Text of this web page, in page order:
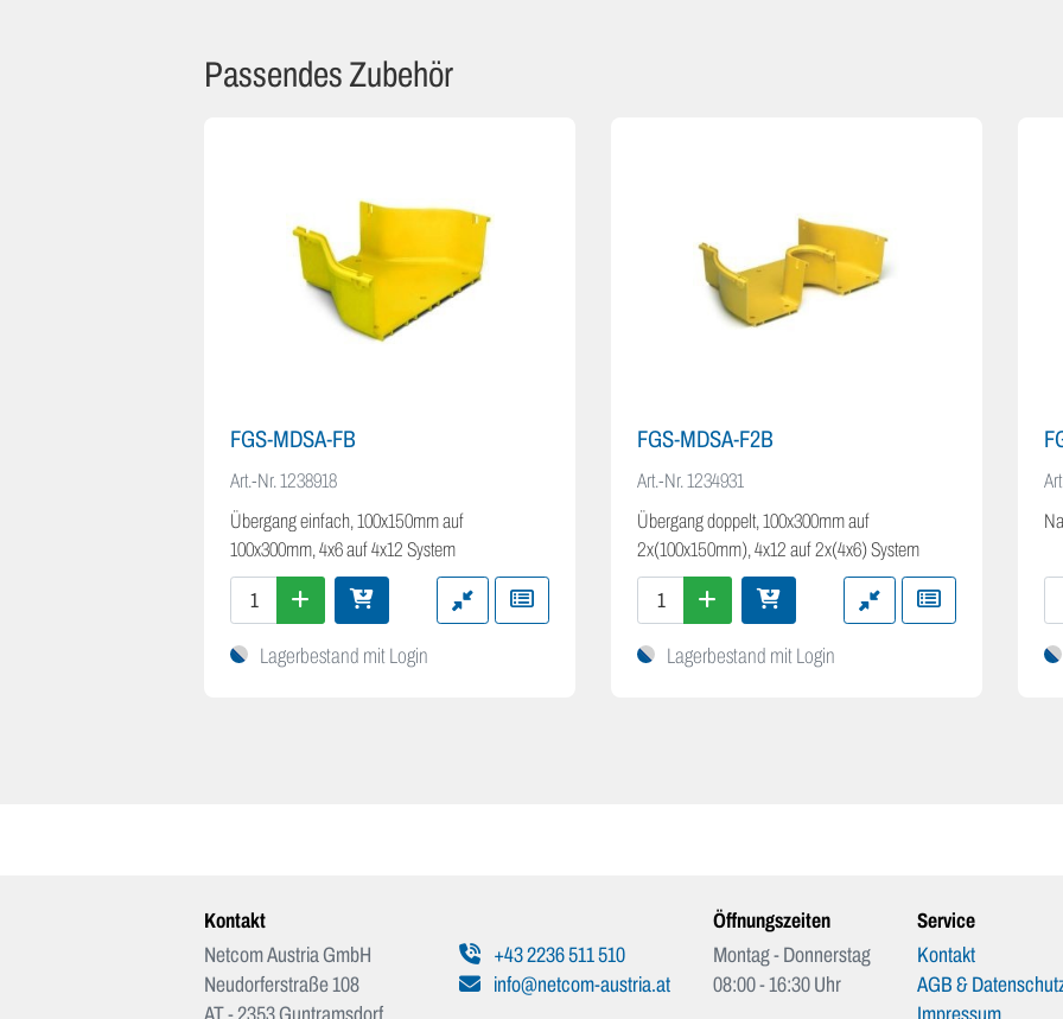
Passendes Zubehör
FGS-MDSA-FB
Art.-Nr.1238918
Übergang einfach, 100x150mm auf
100x300mm, 4x6 auf 4x12 System
Lagerbestand mit Login
FGS-MDSA-F2B
Art.-Nr.1234931
Übergang doppelt, 100x300mm auf
2x(100x150mm), 4x12 auf 2x(4x6) System
Lagerbestand mit Login
Kontakt
Netcom Austria GmbH
Neudorferstraße 108
+43 2236 511 510
info@netcom-austria.at
Öffnungszeiten
Montag - Donnerstag
08:00 - 16:30 Uhr
Service
Kontakt
AGB &